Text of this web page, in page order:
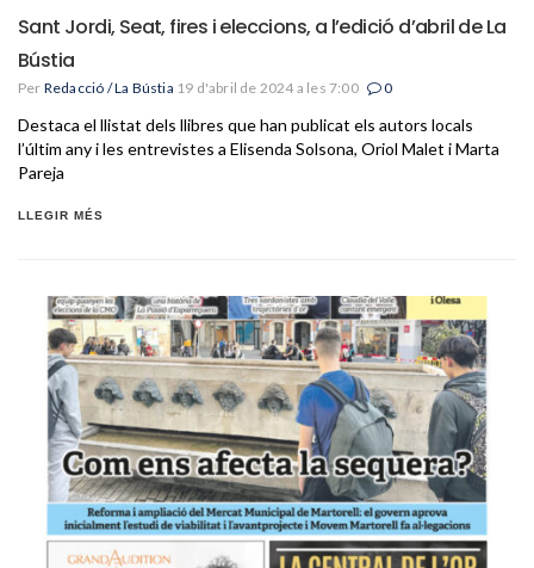
Sant Jordi, Seat, fires i eleccions, a l’edició d’abril de La
Bústia
Per Redacció / La Bústia 19 d'abril de 2024 a les 7:00 0
Destaca el llistat dels llibres que han publicat els autors locals
l’últim any i les entrevistes a Elisenda Solsona, Oriol Malet i Marta
Pareja
LLEGIR MÉS